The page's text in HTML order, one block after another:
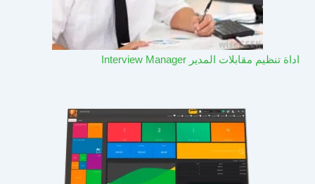
اداة تنظيم مقابلات المدير Interview Manager